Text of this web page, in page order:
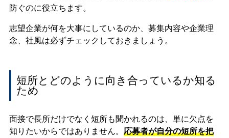
防ぐのに役立ちます。
志望企業が何を大事にしているのか、募集内容や企業理
念、社風は必ずチェックしておきましょう。
短所とどのように向き合っているか知る
ため
面接で長所だけでなく短所も聞かれるのは、単に欠点を
知りたいからではありません。 応募者が自分の短所を把